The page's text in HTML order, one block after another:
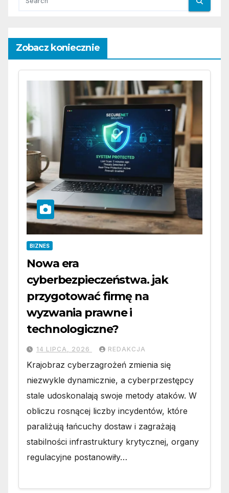
Zobacz koniecznie
BIZNES
Nowa era
cyberbezpieczeństwa. jak
przygotować firmę na
wyzwania prawne i
technologiczne?
14 LIPCA, 2026 REDAKCJA
Krajobraz cyberzagrożeń zmienia się
niezwykle dynamicznie, a cyberprzestępcy
stale udoskonalają swoje metody ataków. W
obliczu rosnącej liczby incydentów, które
paraliżują łańcuchy dostaw i zagrażają
stabilności infrastruktury krytycznej, organy
regulacyjne postanowiły…